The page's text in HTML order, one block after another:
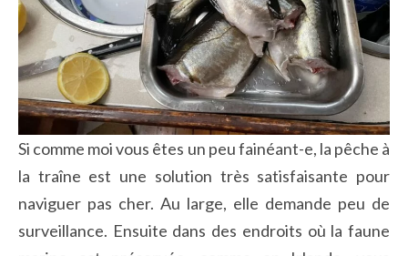
Si comme moi vous êtes un peu fainéant-e, la pêche à
la traîne est une solution très satisfaisante pour
naviguer pas cher. Au large, elle demande peu de
surveillance. Ensuite dans des endroits où la faune